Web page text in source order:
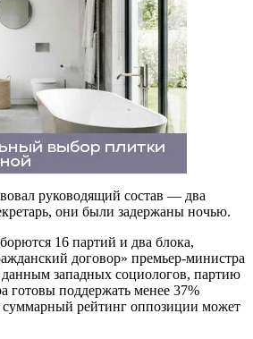
руководящий состав — два
они были задержаны ночью.
16 партий и два блока,
договор» премьер-министра
западных социологов, партию
готовы поддержать менее 37%
суммарный рейтинг оппозиции может